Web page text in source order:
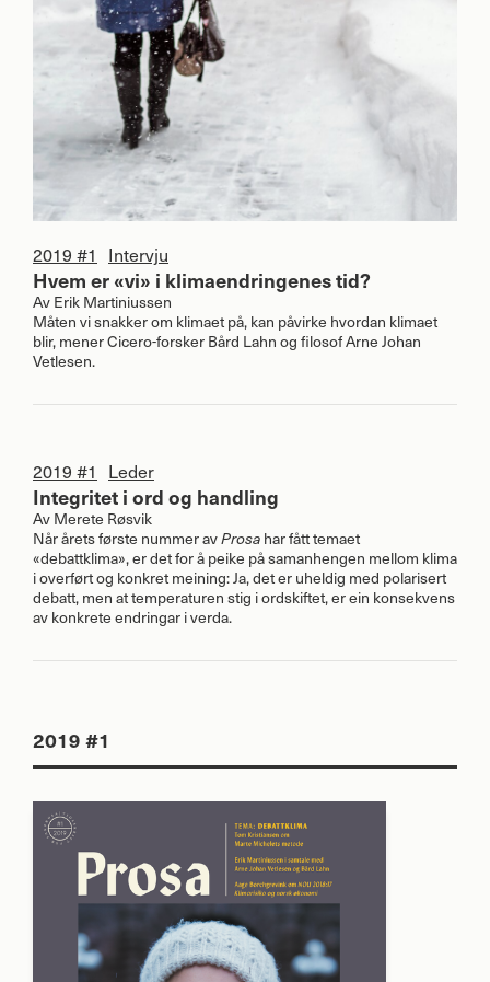
2019 #1 Intervju
Hvem er «vi» i klimaendringenes tid?
Av Erik Martiniussen
Måten vi snakker om klimaet på, kan påvirke hvordan klimaet
blir, mener Cicero-forsker Bård Lahn og filosof Arne Johan
Vetlesen.
2019 #1 Leder
Integritet i ord og handling
Av Merete Røsvik
Når årets første nummer avProsa har fått temaet
«debattklima», er det for å peike på samanhengen mellom klima
i overført og konkret meining: Ja, det er uheldig med polarisert
debatt, men at temperaturen stig i ordskiftet, er ein konsekvens
av konkrete endringar i verda.
2019 #1